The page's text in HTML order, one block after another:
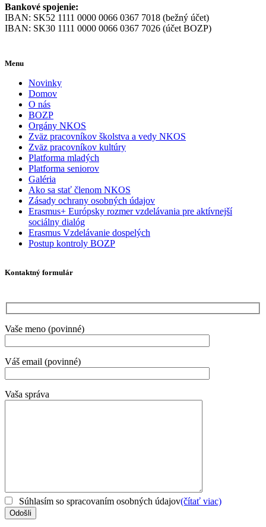
Bankové spojenie:
IBAN: SK52 1111 0000 0066 0367 7018 (bežný účet)
IBAN: SK30 1111 0000 0066 0367 7026 (účet BOZP)
Menu
Novinky
Domov
O nás
BOZP
Orgány NKOS
Zväz pracovníkov školstva a vedy NKOS
Zväz pracovníkov kultúry
Platforma mladých
Platforma seniorov
Galéria
Ako sa stať členom NKOS
Zásady ochrany osobných údajov
Erasmus+ Európsky rozmer vzdelávania pre aktívnejší
sociálny dialóg
Erasmus Vzdelávanie dospelých
Postup kontroly BOZP
Kontaktný formulár
Vaše meno (povinné)
Váš email (povinné)
Vaša správa
Súhlasím so spracovaním osobných údajov(čítať viac)